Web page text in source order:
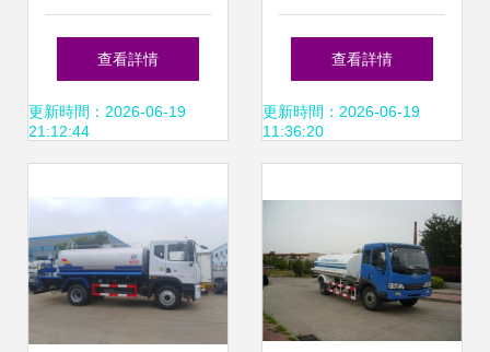
品任你選擇 專業品
質，多樣需求一網
查看詳情
更新時間：2026-06-19
21:12:44
護——城市清潔與
綠化好幫手 灑水車
查看詳情
更新時間：2026-06-19
11:36:20